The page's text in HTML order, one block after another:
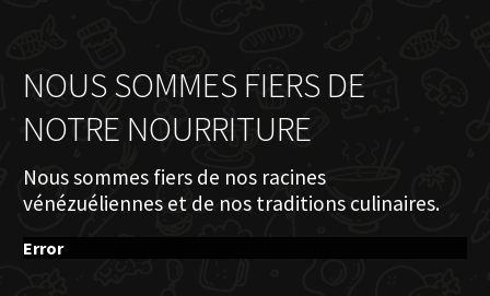
NOUS SOMMES FIERS DE
NOTRE NOURRITURE
Nous sommes fiers de nos racines
vénézuéliennes et de nos traditions culinaires.
Error